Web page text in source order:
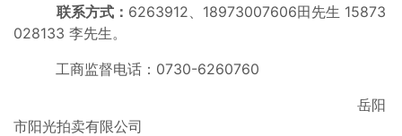
联系方式： 6263912、18973007606田先生 15873
028133 李先生。
工商监督电话：0730-6260760
岳阳
市阳光拍卖有限公司